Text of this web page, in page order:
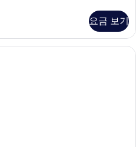
요금 보기
책상, 방음 설비, 다리미/다리미판, 무